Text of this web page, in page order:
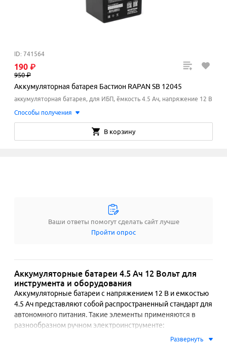
ID: 741564
950 ₽
190 ₽
Аккумуляторная батарея Бастион RAPAN SB 12045
аккумуляторная батарея, для ИБП, ёмкость 4.5 Ач, напряжение 12 В
Способы получения
В корзину
Ваши ответы помогут сделать сайт лучше
Пройти опрос
Аккумуляторные батареи 4.5 Ач 12 Вольт для
инструмента и оборудования
Аккумуляторные батареи с напряжением 12 В и емкостью
4.5 Ач представляют собой распространенный стандарт для
автономного питания. Такие элементы применяются в
разнообразном ручном электроинструменте:
шуруповертах, дрелях, сабельных пилах и гайковертах.
Развернуть